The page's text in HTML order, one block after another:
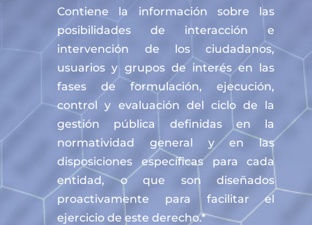
Contiene la información sobre las
posibilidades de interacción e
intervención de los ciudadanos,
usuarios y grupos de interés en las
fases de formulación, ejecución,
control y evaluación del ciclo de la
gestión pública definidas en la
normatividad general y en las
disposiciones específicas para cada
entidad, o que son diseñados
proactivamente para facilitar el
ejercicio de este derecho.*